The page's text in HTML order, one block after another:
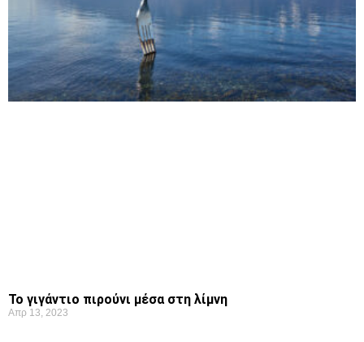
Το γιγάντιο πιρούνι μέσα στη λίμνη
Απρ 13, 2023